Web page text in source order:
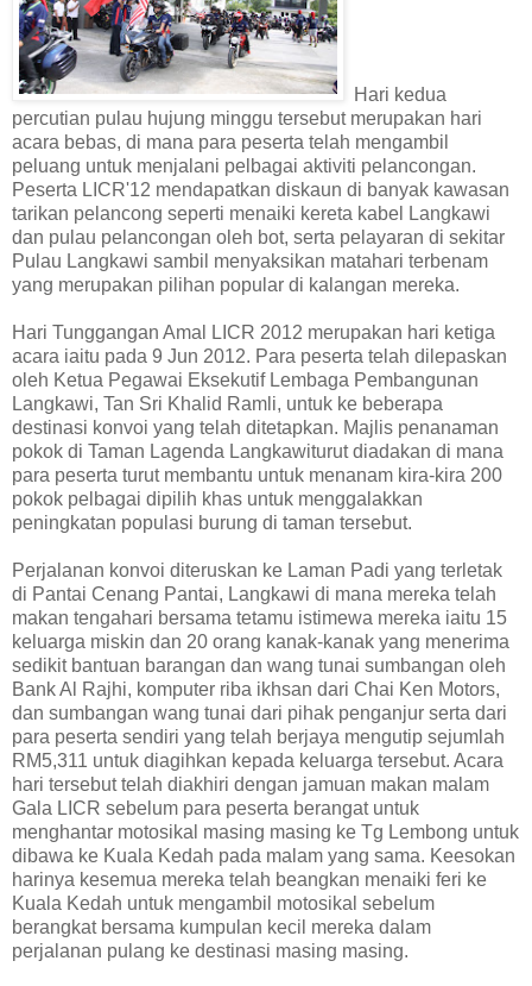
Hari kedua
percutian pulau hujung minggu tersebut merupakan hari
acara bebas, di mana para peserta telah mengambil
peluang untuk menjalani pelbagai aktiviti pelancongan.
Peserta LICR'12 mendapatkan diskaun di banyak kawasan
tarikan pelancong seperti menaiki kereta kabel Langkawi
dan pulau pelancongan oleh bot, serta pelayaran di sekitar
Pulau Langkawi sambil menyaksikan matahari terbenam
yang merupakan pilihan popular di kalangan mereka.
Hari Tunggangan Amal LICR 2012 merupakan hari ketiga
acara iaitu pada 9 Jun 2012. Para peserta telah dilepaskan
oleh Ketua Pegawai Eksekutif Lembaga Pembangunan
Langkawi, Tan Sri Khalid Ramli, untuk ke beberapa
destinasi konvoi yang telah ditetapkan. Majlis penanaman
pokok di Taman Lagenda Langkawiturut diadakan di mana
para peserta turut membantu untuk menanam kira-kira 200
pokok pelbagai dipilih khas untuk menggalakkan
peningkatan populasi burung di taman tersebut.
Perjalanan konvoi diteruskan ke Laman Padi yang terletak
di Pantai Cenang Pantai, Langkawi di mana mereka telah
makan tengahari bersama tetamu istimewa mereka iaitu 15
keluarga miskin dan 20 orang kanak-kanak yang menerima
sedikit bantuan barangan dan wang tunai sumbangan oleh
Bank Al Rajhi, komputer riba ikhsan dari Chai Ken Motors,
dan sumbangan wang tunai dari pihak penganjur serta dari
para peserta sendiri yang telah berjaya mengutip sejumlah
RM5,311 untuk diagihkan kepada keluarga tersebut. Acara
hari tersebut telah diakhiri dengan jamuan makan malam
Gala LICR sebelum para peserta berangat untuk
menghantar motosikal masing masing ke Tg Lembong untuk
dibawa ke Kuala Kedah pada malam yang sama. Keesokan
harinya kesemua mereka telah beangkan menaiki feri ke
Kuala Kedah untuk mengambil motosikal sebelum
berangkat bersama kumpulan kecil mereka dalam
perjalanan pulang ke destinasi masing masing.